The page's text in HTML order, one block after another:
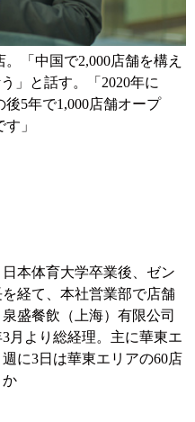
「中国で2,000店舗を構え
」と話す。「2020年に
5年で1,000店舗オープ
」
本体育大学卒業後、ゼン
経て、本社営業部で店舗
盛餐飲（上海）有限公司
月より総経理。主に華東エ
に3日は華東エリアの60店
か